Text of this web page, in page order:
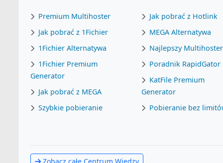
Premium Multihoster
Jak pobrać z 1Fichier
1Fichier Alternatywa
1Fichier Premium
Generator
Jak pobrać z MEGA
Szybkie pobieranie
Jak pobrać z Hotlink
MEGA Alternatywa
Najlepszy Multihoster
Poradnik RapidGator
KatFile Premium
Generator
Pobieranie bez